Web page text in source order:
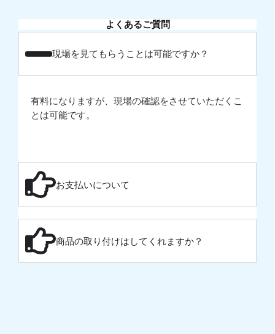
よくあるご質問
現場を見てもらうことは可能ですか？
有料になりますが、現場の確認をさせていただくこ
とは可能です。
お支払いについて
商品の取り付けはしてくれますか？